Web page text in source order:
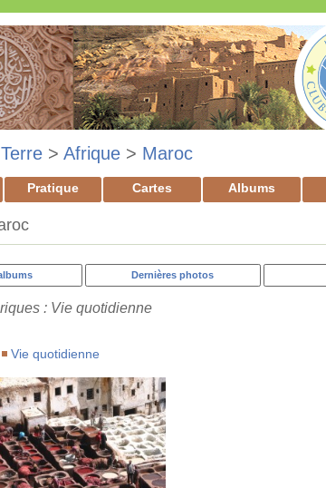
> Afrique > Maroc
Pratique Cartes Albums
Dernières photos
: Vie quotidienne
Vie quotidienne